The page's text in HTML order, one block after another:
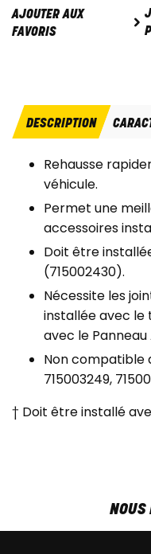
AJOUTER AUX
FAVORIS
DESCRIPTION
Rehausse
véhicule.
Permet une
accessoires
Doit être
(715002430).
Nécessite les
installée avec le
avec le Panneau
Non compatible
715003249,
† Doit être installé
NOUS